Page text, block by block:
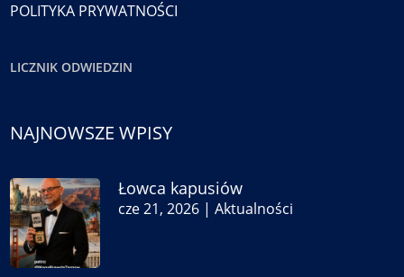
POLITYKA PRYWATNOŚCI
LICZNIK ODWIEDZIN
NAJNOWSZE WPISY
Łowca kapusiów
cze 21, 2026 |Aktualności